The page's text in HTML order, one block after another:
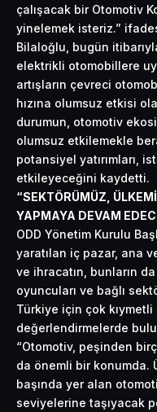
çalışacak bir Otomotiv
yinelemek isteriz.”
Bilaloğlu, bugün
elektrikli otomobillere
artışların çevreci
hızına olumsuz etkisi
durumun, otomotiv
olumsuz etkilemekle
potansiyel yatırımları,
etkileyeceğini kaydetti.
“SEKTÖRÜMÜZ,
YAPMAYA DEVAM
ODD Yönetim Kurulu
yaratılan iç pazar, ana
ve ihracatın, bunların
oyuncuları ve bağlı
Türkiye için çok
değerlendirmelerde
“Otomotiv, peşinden
da önemli bir konumda.
başında yer alan
seviyelerine taşıyacak